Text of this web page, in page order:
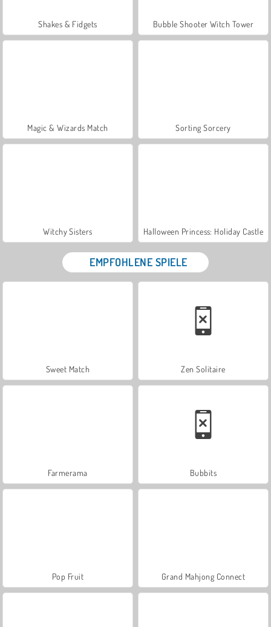
Shakes & Fidgets Bubble Shooter Witch Tower
Magic & Wizards Match Sorting Sorcery
Witchy Sisters Halloween Princess: Holiday Castle
EMPFOHLENE SPIELE
Sweet Match Zen Solitaire
Farmerama Bubbits
Pop Fruit Grand Mahjong Connect